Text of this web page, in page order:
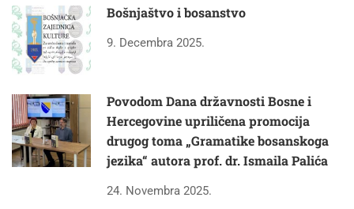
Bošnjaštvo i bosanstvo
9. Decembra 2025.
Povodom Dana državnosti Bosne i
Hercegovine upriličena promocija
drugog toma „Gramatike bosanskoga
jezika“ autora prof. dr. Ismaila Palića
24. Novembra 2025.